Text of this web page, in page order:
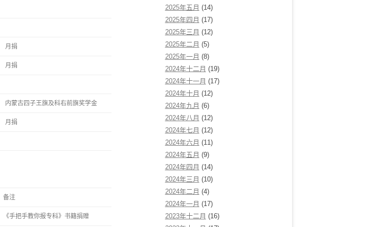
月捐
月捐
内蒙古四子王旗及科右前旗奖学金
月捐
备注
《手把手教你报专科》书籍捐赠
2025年五月 (14)
2025年四月 (17)
2025年三月 (12)
2025年二月 (5)
2025年一月 (8)
2024年十二月 (19)
2024年十一月 (17)
2024年十月 (12)
2024年九月 (6)
2024年八月 (12)
2024年七月 (12)
2024年六月 (11)
2024年五月 (9)
2024年四月 (14)
2024年三月 (10)
2024年二月 (4)
2024年一月 (17)
2023年十二月 (16)